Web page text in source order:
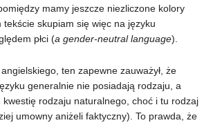
mamy jeszcze niezliczone kolory
tekście skupiam się więc na języku
płci (a gender-neutral language).
ten zapewne zauważył, że
generalnie nie posiadają rodzaju, a
kwestię rodzaju naturalnego, choć i tu rodzaj
umowny aniżeli faktyczny). To prawda, że